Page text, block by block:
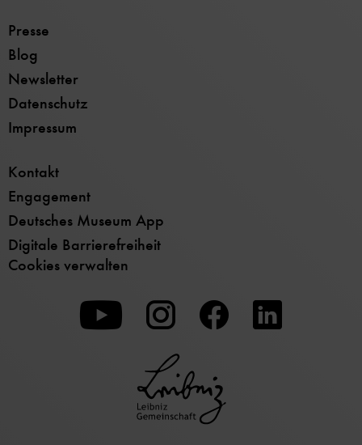
Presse
Blog
Newsletter
Datenschutz
Impressum
Kontakt
Engagement
Deutsches Museum App
Digitale Barrierefreiheit
Cookies verwalten
Zu
unserer
Youtube-
Seite
Zu
unserer
Instagram-
Seite
Zu
unserer